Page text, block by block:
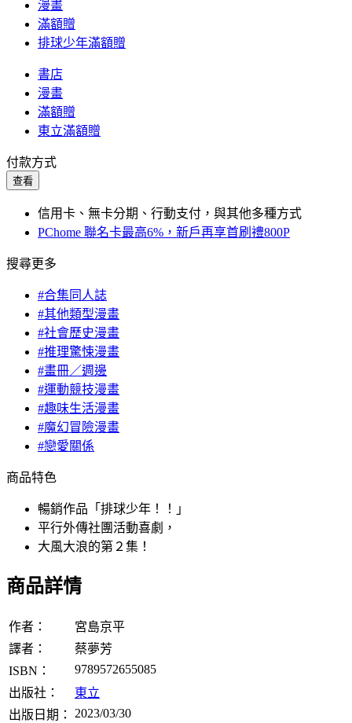
漫畫
滿額贈
排球少年滿額贈
書店
漫畫
滿額贈
東立滿額贈
付款方式
查看
信用卡、無卡分期、行動支付，與其他多種方式
PChome 聯名卡最高6%，新戶再享首刷禮800P
搜尋更多
#合集同人誌
#其他類型漫畫
#社會歷史漫畫
#推理驚悚漫畫
#畫冊／週邊
#運動競技漫畫
#趣味生活漫畫
#魔幻冒險漫畫
#戀愛關係
商品特色
暢銷作品「排球少年！！」
平行外傳社團活動喜劇，
大風大浪的第２集！
商品詳情
作者：
宮島京平
譯者：
蔡夢芳
ISBN：
9789572655085
出版社：
東立
出版日期：
2023/03/30